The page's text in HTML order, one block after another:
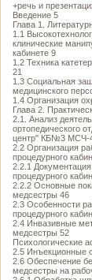
+речь и
Введение 5
Глава 1.
1.1
клинические
кабинете 9
1.2 Техника
21
1.3 Социальная
медицинского
1.4 Организация
Глава 2.
2.1. Анализ
ортопедического
центр" КБ№3 МСЧ-
2.2 Организация
процедурного
2.2.1
процедурного
2.2.2 Основные
медсестры 46
2.3 Особенности
процедурного
2.4 Инвазивные
медсестры 52
Психологические
2.5 Инъекционные
2.6 Обеспечение
медсестры на